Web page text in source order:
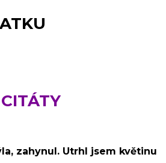
CITÁTY
zahynul. Utrhl jsem květinu